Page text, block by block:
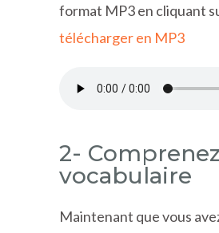
format MP3 en cliquant
télécharger en MP3
2-
vocabulaire
Maintenant que vous